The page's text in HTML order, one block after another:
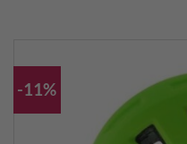
-11%